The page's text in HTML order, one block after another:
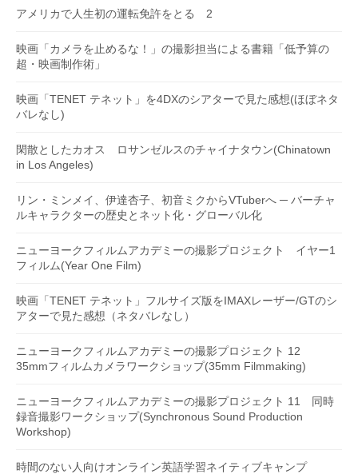
アメリカで人生初の運転免許をとる 2
映画「カメラを止めるな！」の撮影担当による書籍「低予算の
超・映画制作術」
映画「TENET テネット」を4DXのシアターで見た感想(ほぼネタ
バレなし)
閑散としたカオス ロサンゼルスのチャイナタウン(Chinatown
in Los Angeles)
リン・ミンメイ、伊達杏子、初音ミクからVTuberへ ─ バーチャ
ルキャラクターの歴史とネット化・グローバル化
ニューヨークフィルムアカデミーの撮影プロジェクト イヤー1
フィルム(Year One Film)
映画「TENET テネット」フルサイズ版をIMAXレーザー/GTのシ
アターで見た感想（ネタバレなし）
ニューヨークフィルムアカデミーの撮影プロジェクト 12
35mmフィルムカメラワークショップ(35mm Filmmaking)
ニューヨークフィルムアカデミーの撮影プロジェクト 11 同時
録音撮影ワークショップ(Synchronous Sound Production
Workshop)
時間のない人向けオンライン英語学習ネイティブキャンプ